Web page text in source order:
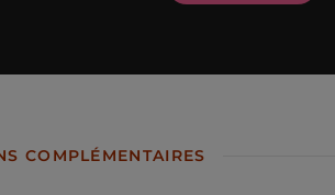
COMPLÉMENTAIRES